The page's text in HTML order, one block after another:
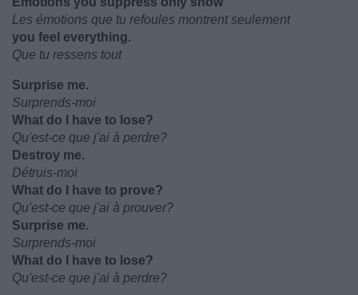
Les émotions que tu refoules montrent seulement
you feel everything.
Que tu ressens tout
Surprise me.
Surprends-moi
What do I have to lose?
Qu'est-ce que j'ai à perdre?
Destroy me.
Détruis-moi
What do I have to prove?
Qu'est-ce que j'ai à prouver?
Surprise me.
Surprends-moi
What do I have to lose?
Qu'est-ce que j'ai à perdre?